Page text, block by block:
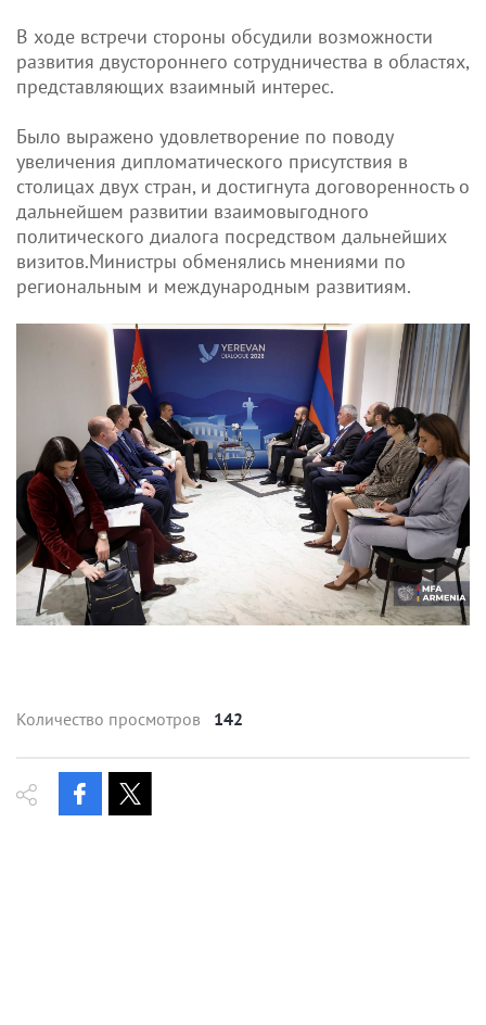
В ходе встречи стороны обсудили возможности
развития двустороннего сотрудничества в областях,
представляющих взаимный интерес.
Было выражено удовлетворение по поводу
увеличения дипломатического присутствия в
столицах двух стран, и достигнута договоренность о
дальнейшем развитии взаимовыгодного
политического диалога посредством дальнейших
визитов.Министры обменялись мнениями по
региональным и международным развитиям.
Количество просмотров 142